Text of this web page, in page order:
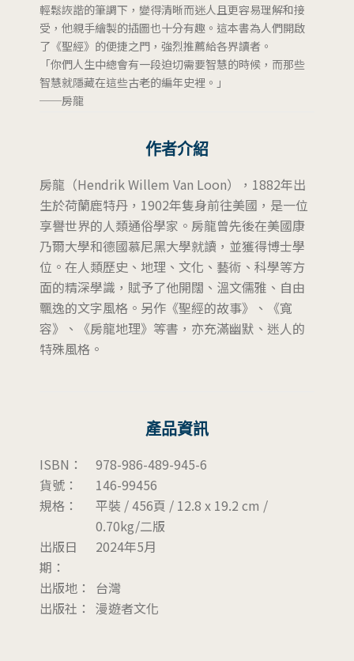
輕鬆詼諧的筆調下，變得清晰而迷人且更容易理解和接
受，他親手繪製的插圖也十分有趣。這本書為人們開啟
了《聖經》的便捷之門，強烈推薦給各界讀者。
「你們人生中總會有一段迫切需要智慧的時候，而那些
智慧就隱藏在這些古老的編年史裡。」
──房龍
作者介紹
房龍（Hendrik Willem Van Loon），1882年出
生於荷蘭鹿特丹，1902年隻身前往美國，是一位
享譽世界的人類通俗學家。房龍曾先後在美國康
乃爾大學和德國慕尼黑大學就讀，並獲得博士學
位。在人類歷史、地理、文化、藝術、科學等方
面的精深學識，賦予了他開闊、溫文儒雅、自由
飄逸的文字風格。另作《聖經的故事》、《寬
容》、《房龍地理》等書，亦充滿幽默、迷人的
特殊風格。
產品資訊
ISBN：
978-986-489-945-6
貨號：
146-99456
規格：
平裝 / 456頁 / 12.8 x 19.2 cm /
0.70kg/二版
出版日
期：
2024年5月
出版地：
台灣
出版社： 漫遊者文化